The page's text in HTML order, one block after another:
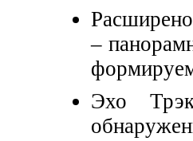
–
Эхо